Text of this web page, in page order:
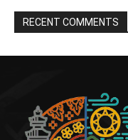
RECENT COMMENTS